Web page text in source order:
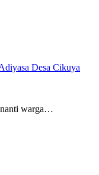
Desa Cikuya
warga…